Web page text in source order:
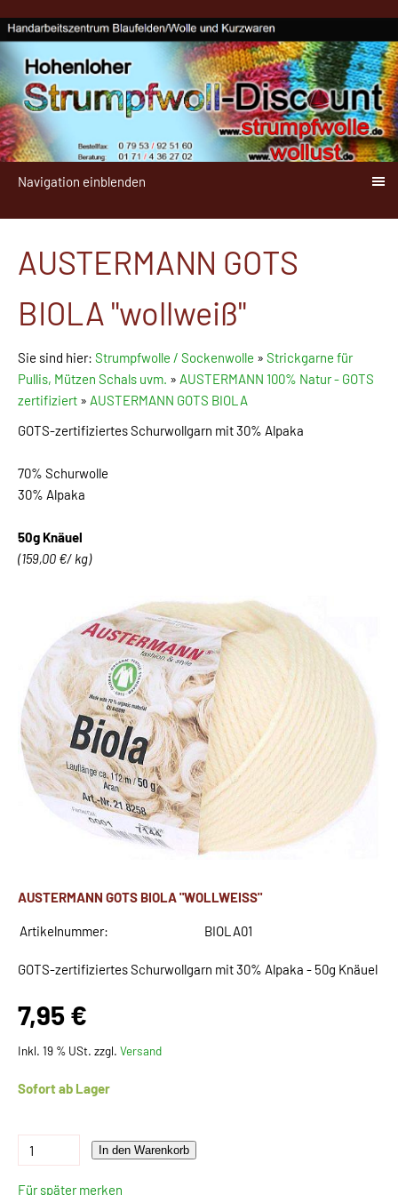
Navigation einblenden
AUSTERMANN GOTS
BIOLA "wollweiß"
Sie sind hier: Strumpfwolle / Sockenwolle » Strickgarne für
Pullis, Mützen Schals uvm. » AUSTERMANN 100% Natur - GOTS
zertifiziert » AUSTERMANN GOTS BIOLA
GOTS-zertifiziertes Schurwollgarn mit 30% Alpaka
70% Schurwolle
30% Alpaka
50g Knäuel
(159,00 €/ kg)
AUSTERMANN GOTS BIOLA "WOLLWEISS"
Artikelnummer: BIOLA01
GOTS-zertifiziertes Schurwollgarn mit 30% Alpaka - 50g Knäuel
7,95 €
Inkl. 19 % USt. zzgl. Versand
Sofort ab Lager
In den Warenkorb
Für später merken